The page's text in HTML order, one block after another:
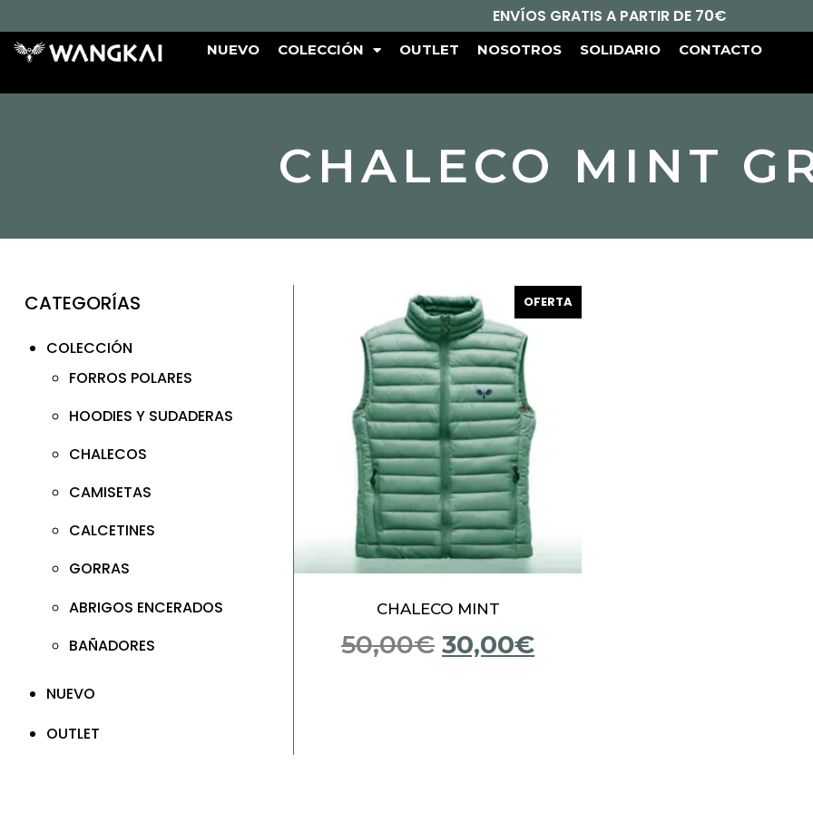
ENVÍOS GRATIS A PARTIR DE 70€
NUEVO COLECCIÓN OUTLET NOSOTROS SOLIDARIO CONTACTO
CHALECO MINT
CATEGORÍAS
COLECCIÓN
FORROS POLARES
HOODIES Y SUDADERAS
CHALECOS
CAMISETAS
CALCETINES
GORRAS
ABRIGOS ENCERADOS
BAÑADORES
NUEVO
OUTLET
OFERTA
CHALECO MINT
50,00€ 30,00€